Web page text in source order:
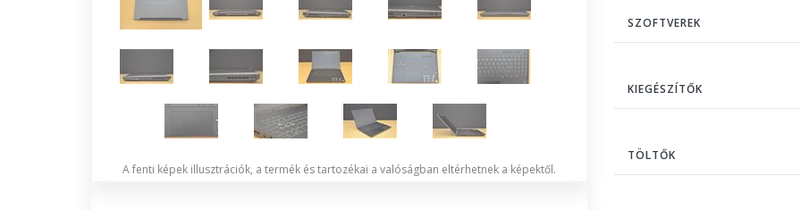
A fenti képek illusztrációk, a termék és tartozékai a valóságban eltérhetnek a képektől.
SZOFTVEREK
KIEGÉSZÍTŐK
TÖLTŐK